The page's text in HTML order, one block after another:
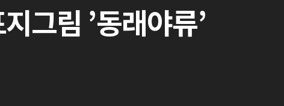
그림 ’동래야류’